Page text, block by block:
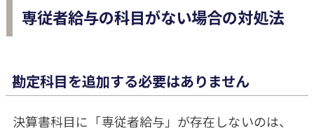
専従者給与の科目がない場合の対処法
勘定科目を追加する必要はありません
決算書科目に「専従者給与」が存在しないのは、